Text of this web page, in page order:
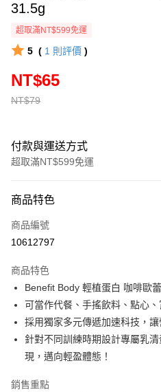
31.5g
超取滿NT$599免運
5 ( 1 則評價 )
NT$79
NT$65
付款與運送方式
超取滿NT$599免運
信用卡一次付款
超商取貨付款
Apple Pay
街口支付
悠遊付
全盈+PAY
大哥付你分期
商品特色
商品編號
10612797
商品特色
Benefit Body 輕植蛋白 咖啡歐
可當作代餐、手搖飲料、點心、
採用獨家多元傳遞加速科技，
針對不同訓練時期設計專屬乳
現，邁向輕盈體態！
銷售重點